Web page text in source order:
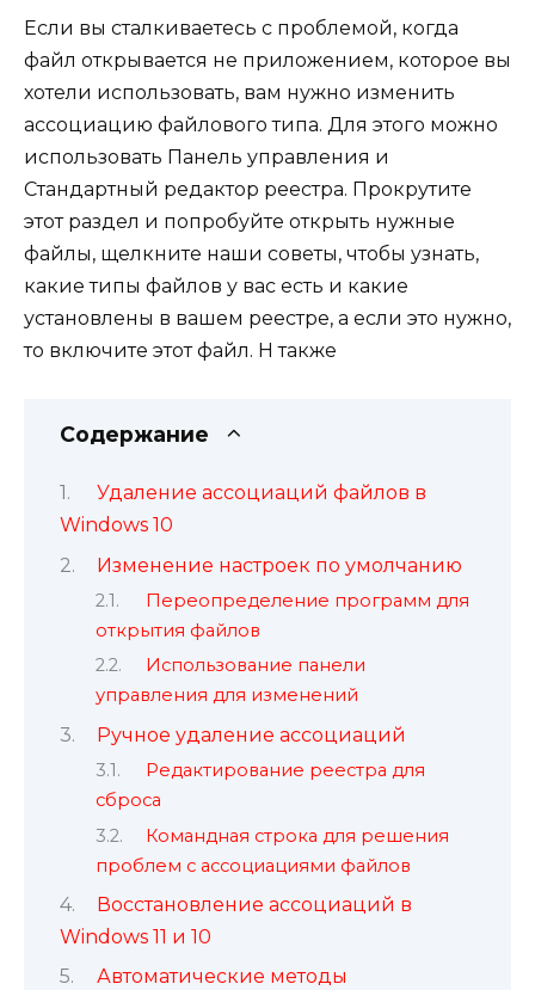
Если вы сталкиваетесь с проблемой, когда
файл открывается не приложением, которое вы
хотели использовать, вам нужно изменить
ассоциацию файлового типа. Для этого можно
использовать Панель управления и
Стандартный редактор реестра. Прокрутите
этот раздел и попробуйте открыть нужные
файлы, щелкните наши советы, чтобы узнать,
какие типы файлов у вас есть и какие
установлены в вашем реестре, а если это нужно,
то включите этот файл. Н также
Содержание
Удаление ассоциаций файлов в
Windows 10
Изменение настроек по умолчанию
Переопределение программ для
открытия файлов
Использование панели
управления для изменений
Ручное удаление ассоциаций
Редактирование реестра для
сброса
Командная строка для решения
проблем с ассоциациями файлов
Восстановление ассоциаций в
Windows 11 и 10
Автоматические методы